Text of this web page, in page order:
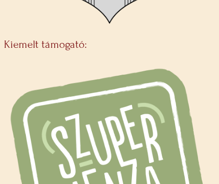
Kiemelt támogató: